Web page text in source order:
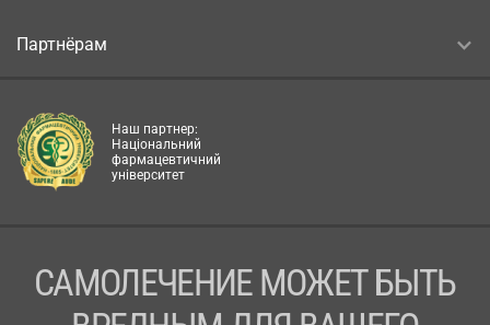
Партнёрам
Наш партнер:
Національний
фармацевтичний
університет
САМОЛЕЧЕНИЕ МОЖЕТ БЫТЬ